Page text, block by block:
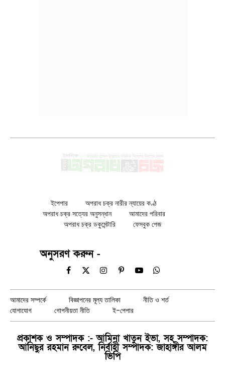
ইপেপার
অপরাধ চক্র নারীর ন্যায়ের কণ্ঠ
অপরাধ চক্র সত্যের অনুসন্ধান
আমাদের পরিবার
অপরাধ চক্র ডকুমেন্টারি
ফেসবুক পেজ
অনুসরণ করুন -
Facebook
X
InstagramPinterestYouTubeWhatsApp
আমাদের সম্পর্কে বিজ্ঞাপনের মূল্য তালিকা
নীতি ও শর্ত
যোগাযোগ
গোপনীয়তা নীতি ই-পেপার
প্রকাশক ও সম্পাদক :- আমিনা খাতুন ইভা, সহ সম্পাদক:
আনিছুর রহমান রুবেল, নির্বাহী সম্পাদক: জাহাঙ্গীর আলম
ভিপি